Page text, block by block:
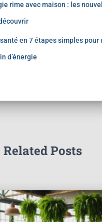
rime avec maison : les
en 7 étapes simples pour
d’énergie
Related Posts